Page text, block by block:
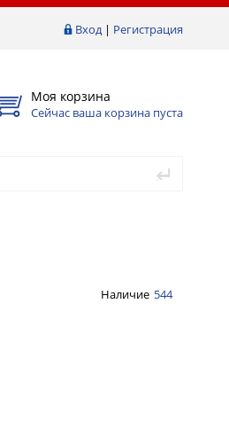
Вход| Регистрация
Моя корзина
Сейчас ваша корзина пуста
Наличие 544